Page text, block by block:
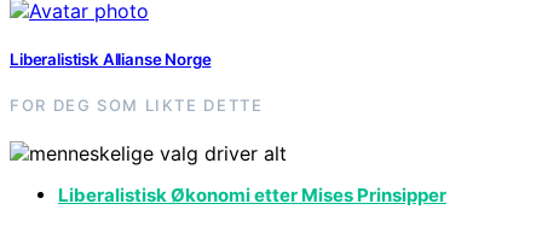
Liberalistisk Allianse Norge
FOR DEG SOM LIKTE DETTE
Liberalistisk Økonomi etter Mises Prinsipper